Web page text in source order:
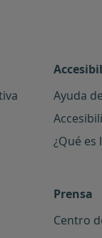
Ayuda
¿Qué es
Prensa
Centro